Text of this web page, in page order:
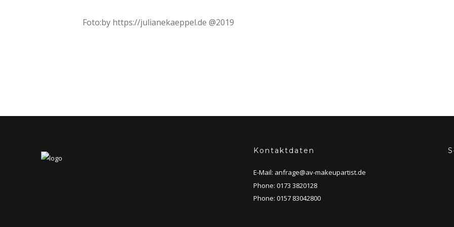
Foto:by https://julianekaeppel.de @2019
Kontaktdaten
E-Mail: anfrage@av-makeupartist.de
Phone: 0173 3820128
Phone: 0157 83042800